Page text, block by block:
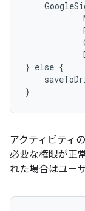
} else {
アクティビティの
必要な権限が正
れた場合はユー